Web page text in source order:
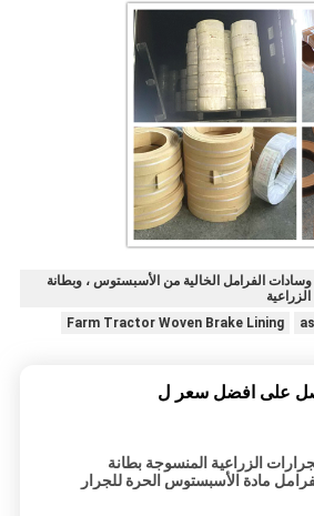
الفرامل الخالية من الأسبستوس ، وبطانة
Farm Tractor Woven Brake Lining
على افضل سعر ل
الزراعية المنسوجة بطانة
مادة الأسبستوس الحرة للجرار